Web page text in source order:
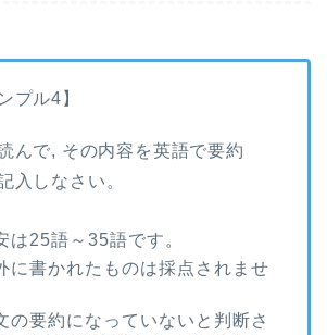
プル4】
んで, その内容を英語で要約
入しなさい。
は25語～35語です。
に書かれたものは採点されませ
の要約になっていないと判断さ